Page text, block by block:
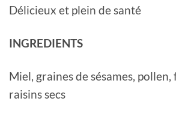
Délicieux et plein de santé
INGREDIENTS
Miel, graines de sésames, pollen,
raisins secs